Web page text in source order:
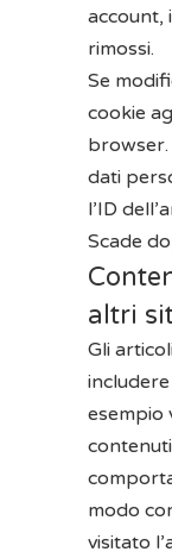
account,
rimossi.
Se
cookie
browser.
dati
l’ID
Scade
altri
Gli
esempio
modo
visitato